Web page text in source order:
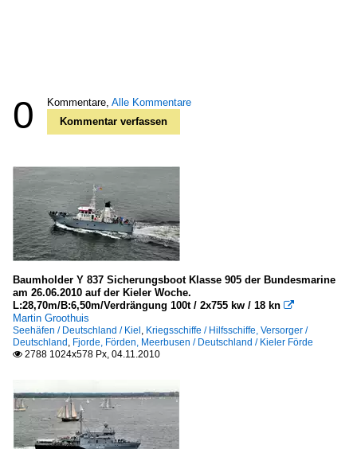
0 Kommentare, Alle Kommentare
Kommentar verfassen
Baumholder Y 837 Sicherungsboot Klasse 905 der Bundesmarine
am 26.06.2010 auf der Kieler Woche.
L:28,70m/B:6,50m/Verdrängung 100t / 2x755 kw / 18 kn 
Martin Groothuis
Seehäfen / Deutschland / Kiel , Kriegsschiffe / Hilfsschiffe, Versorger /
Deutschland , Fjorde, Förden, Meerbusen / Deutschland / Kieler Förde
 2788 1024x578 Px, 04.11.2010